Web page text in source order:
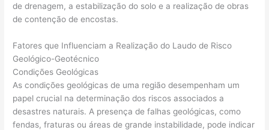
de drenagem, a estabilização do solo e a realização de obras
de contenção de encostas.
Fatores que Influenciam a Realização do Laudo de Risco
Geológico-Geotécnico
Condições Geológicas
As condições geológicas de uma região desempenham um
papel crucial na determinação dos riscos associados a
desastres naturais. A presença de falhas geológicas, como
fendas, fraturas ou áreas de grande instabilidade, pode indicar